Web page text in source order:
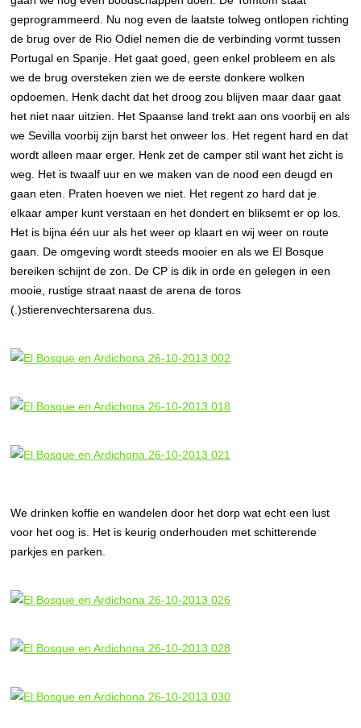
geprogrammeerd. Nu nog even de laatste tolweg ontlopen richting
de brug over de Rio Odiel nemen die de verbinding vormt tussen
Portugal en Spanje. Het gaat goed, geen enkel probleem en als
we de brug oversteken zien we de eerste donkere wolken
opdoemen. Henk dacht dat het droog zou blijven maar daar gaat
het niet naar uitzien. Het Spaanse land trekt aan ons voorbij en als
we Sevilla voorbij zijn barst het onweer los. Het regent hard en dat
wordt alleen maar erger. Henk zet de camper stil want het zicht is
weg. Het is twaalf uur en we maken van de nood een deugd en
gaan eten. Praten hoeven we niet. Het regent zo hard dat je
elkaar amper kunt verstaan en het dondert en bliksemt er op los.
Het is bijna één uur als het weer op klaart en wij weer on route
gaan. De omgeving wordt steeds mooier en als we El Bosque
bereiken schijnt de zon. De CP is dik in orde en gelegen in een
mooie, rustige straat naast de arena de toros
(.)stierenvechtersarena dus.
We drinken koffie en wandelen door het dorp wat echt een lust
voor het oog is. Het is keurig onderhouden met schitterende
parkjes en parken.